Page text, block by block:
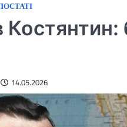
14.05.2026